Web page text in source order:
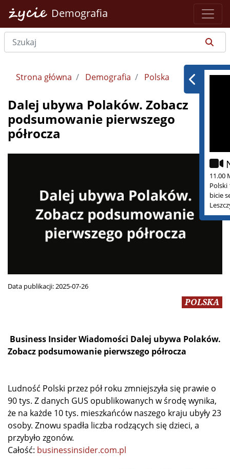
Demografia
11.00
Polski
bicie
Strona główna Demografia Polska
Dalej ubywa Polaków. Zobacz
podsumowanie pierwszego
półrocza
Data publikacji:2025-07-26
POLSKA
Business Insider Wiadomości Dalej ubywa Polaków.
Zobacz podsumowanie pierwszego półrocza
Ludność Polski przez pół roku zmniejszyła się prawie o
90 tys. Z danych GUS opublikowanych w środę wynika,
że na każde 10 tys. mieszkańców naszego kraju ubyły 23
osoby. Znowu spadła liczba rodzących się dzieci, a
przybyło zgonów.
Całość: businessinsider.com.pl